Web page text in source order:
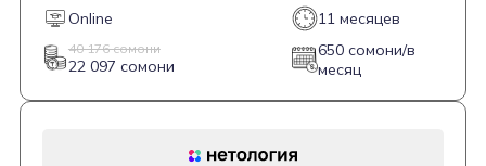
программировании и стремится стать
универсальным специалистом в области веб-
разработки.
Online 11 месяцев
40 176 сомони
22 097 сомони
650 сомони/в
месяц